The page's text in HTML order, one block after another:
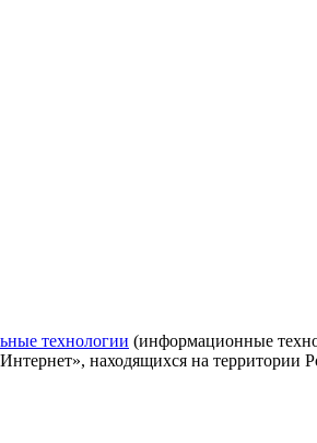
технологии (информационные
находящихся на территории